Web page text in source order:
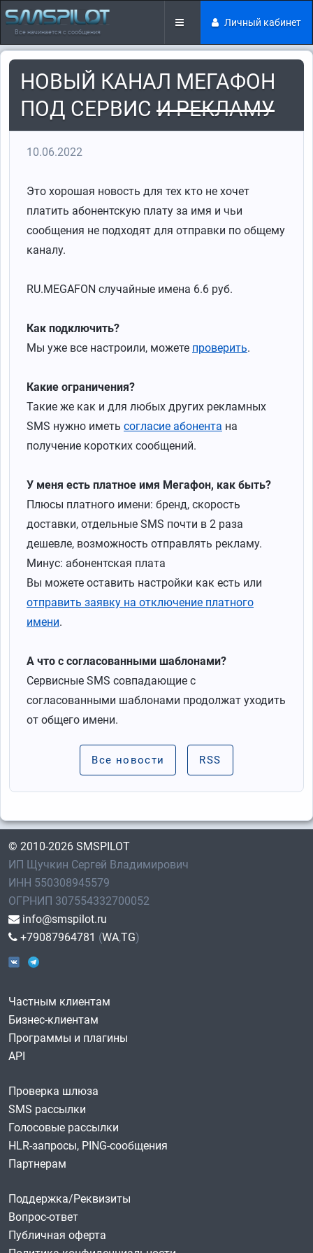
Все начинается с сообщения
Личный кабинет
НОВЫЙ КАНАЛ МЕГАФОН
ПОД СЕРВИС И РЕКЛАМУ
10.06.2022
Это хорошая новость для тех кто не хочет
платить абонентскую плату за имя и чьи
сообщения не подходят для отправки по общему
каналу.
RU.MEGAFON случайные имена 6.6 руб.
Как подключить?
Мы уже все настроили, можете проверить.
Какие ограничения?
Такие же как и для любых других рекламных
SMS нужно иметь согласие абонента на
получение коротких сообщений.
У меня есть платное имя Мегафон, как быть?
Плюсы платного имени: бренд, скорость
доставки, отдельные SMS почти в 2 раза
дешевле, возможность отправлять рекламу.
Минус: абонентская плата
Вы можете оставить настройки как есть или
отправить заявку на отключение платного
имени.
А что с согласованными шаблонами?
Сервисные SMS совпадающие с
согласованными шаблонами продолжат уходить
от общего имени.
Все новости RSS
© 2010-2026 SMSPILOT
ИП Щучкин Сергей Владимирович
ИНН 550308945579
ОГРНИП 307554332700052
info@smspilot.ru
+79087964781 (WA,TG)
Частным клиентам
Бизнес-клиентам
Программы и плагины
API
Проверка шлюза
SMS рассылки
Голосовые рассылки
HLR-запросы, PING-сообщения
Партнерам
Поддержка/Реквизиты
Вопрос-ответ
Публичная оферта